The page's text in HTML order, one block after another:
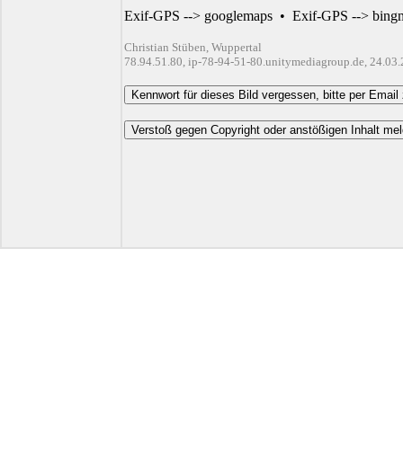
Exif-GPS --> googlemaps • Exif-GPS -->
Christian Stüben, Wuppertal
78.94.51.80, ip-78-94-51-80.unitymediagroup.de,